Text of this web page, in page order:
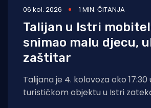
06 kol. 2026 1 MIN. ČITANJA
Talijan u Istri
snimao malu djecu,
zaštitar
Talijana je 4. kolovoza oko
turističkom objektu u Istri